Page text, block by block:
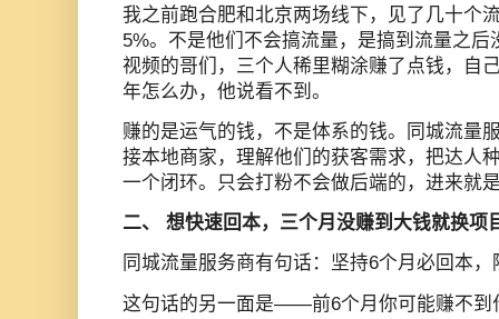
我之前跑合肥和北京两场线下，见了几十个
5%。不是他们不会搞流量，是搞到流量之
视频的哥们，三个人稀里糊涂赚了点钱，自
年怎么办，他说看不到。
赚的是运气的钱，不是体系的钱。同城流
接本地商家，理解他们的获客需求，把达人
一个闭环。只会打粉不会做后端的，进来就
二、 想快速回本，三个月没赚到大钱就换项
同城流量服务商有句话：坚持6个月必回本
这句话的另一面是——前6个月你可能赚不到